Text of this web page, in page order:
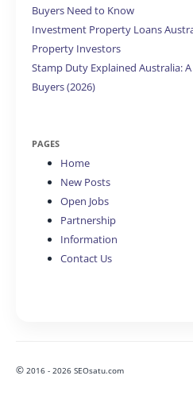
Buyers Need to Know
Investment Property Loans
Property Investors
Stamp Duty Explained Australia:
Buyers (2026)
PAGES
Home
New Posts
Open Jobs
Partnership
Information
Contact Us
© 2016 - 2026 SEOsatu.com